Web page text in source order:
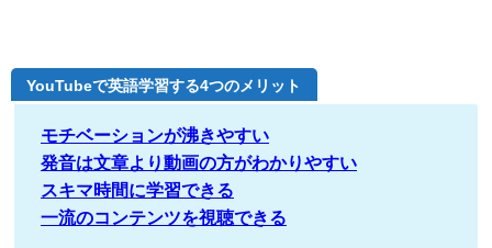
YouTubeで英語学習する4つのメリット
モチベーションが沸きやすい
発音は文章より動画の方がわかりやすい
スキマ時間に学習できる
一流のコンテンツを視聴できる